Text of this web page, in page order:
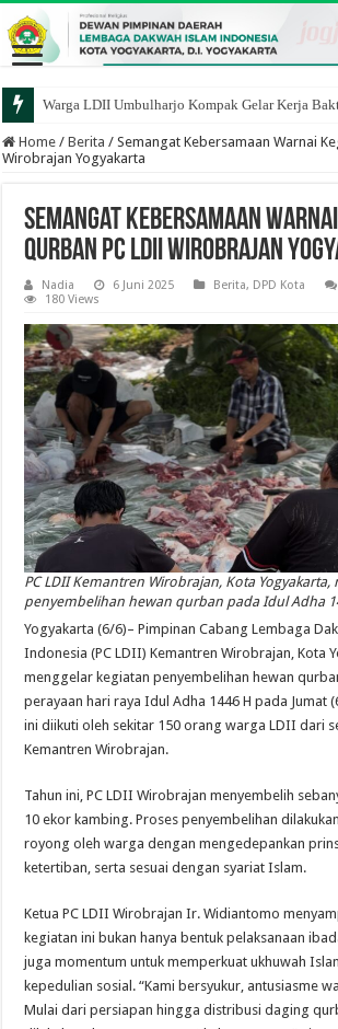
Warga LDII Umbulharjo Kompak Gelar Kerja
Home / Berita / Semangat Kebersamaan Warnai
Wirobrajan Yogyakarta
Semangat Kebersamaan
Qurban PC LDII Wirobrajan
Nadia 6 Juni 2025 Berita, DPD Kota
180 Views
PC LDII Kemantren Wirobrajan, Kota
penyembelihan hewan qurban pada Idul Adha
Yogyakarta (6/6)– Pimpinan Cabang Lembaga
Indonesia (PC LDII) Kemantren Wirobrajan, Kota
menggelar kegiatan penyembelihan hewan
perayaan hari raya Idul Adha 1446 H pada Jumat
ini diikuti oleh sekitar 150 orang warga LDII dari
Kemantren Wirobrajan.
Tahun ini, PC LDII Wirobrajan menyembelih
10 ekor kambing. Proses penyembelihan
royong oleh warga dengan mengedepankan
ketertiban, serta sesuai dengan syariat Islam.
Ketua PC LDII Wirobrajan Ir. Widiantomo
kegiatan ini bukan hanya bentuk pelaksanaan
juga momentum untuk memperkuat ukhuwah
kepedulian sosial. “Kami bersyukur, antusiasme
Mulai dari persiapan hingga distribusi daging